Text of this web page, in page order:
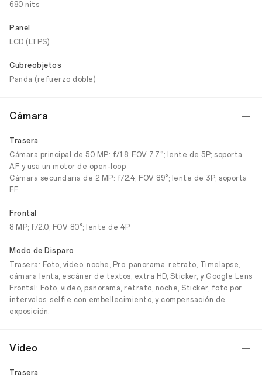
680 nits
Panel
LCD (LTPS)
Cubreobjetos
Panda (refuerzo doble)
Cámara
Trasera
Cámara principal de 50 MP: f/1.8; FOV 77°; lente de 5P; soporta
AF y usa un motor de open-loop
Cámara secundaria de 2 MP: f/2.4; FOV 89°; lente de 3P; soporta
FF
Frontal
8 MP; f/2.0; FOV 80°; lente de 4P
Modo de Disparo
Trasera: Foto, video, noche, Pro, panorama, retrato, Timelapse,
cámara lenta, escáner de textos, extra HD, Sticker, y Google Lens
Frontal: Foto, video, panorama, retrato, noche, Sticker, foto por
intervalos, selfie con embellecimiento, y compensación de
exposición.
Video
Trasera